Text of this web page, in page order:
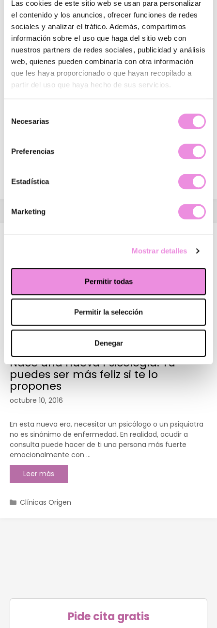
Las cookies de este sitio web se usan para personalizar
el contenido y los anuncios, ofrecer funciones de redes
sociales y analizar el tráfico. Además, compartimos
información sobre el uso que haga del sitio web con
nuestros partners de redes sociales, publicidad y análisis
web, quienes pueden combinarla con otra información
que les haya proporcionado o que hayan recopilado a
partir del uso que haya hecho de sus servicios.
Necesarias
Preferencias
Estadística
Marketing
Mostrar detalles
Permitir todas
Permitir la selección
Denegar
6 razones por la que debes
conocernos
diciembre 28, 2017
manteniendo la percepción antigua de que acudir a un
psicólogo es sinónimo de locura o debilidad por necesitar
Leer más
Clínicas Origen
Nace una nueva Psicología: Tú
puedes ser más feliz si te lo
propones
octubre 10, 2016
En esta nueva era, necesitar un psicólogo o un psiquiatra
no es sinónimo de enfermedad. En realidad, acudir a
consulta puede hacer de ti una persona más fuerte
emocionalmente con …
Leer más
Clínicas Origen
Pide cita gratis